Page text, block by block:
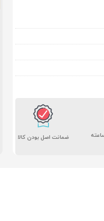
ضمانت اصل بودن کالا